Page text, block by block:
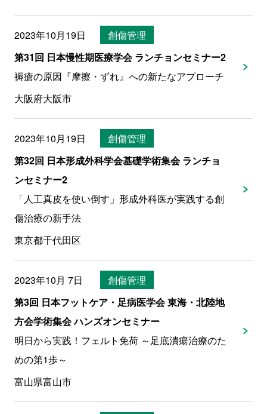
2023年10月19日
創傷管理
第31回 日本慢性期医療学会 ランチョンセミナー2
褥瘡の原因『摩擦・ずれ』への新たなアプローチ
大阪府大阪市
2023年10月19日
創傷管理
第32回 日本形成外科学会基礎学術集会 ランチョ
ンセミナー2
「人工真皮を使い倒す」形成外科医が実践する創
傷治療の新手法
東京都千代田区
2023年10月 7日
創傷管理
第3回 日本フットケア・足病医学会 東海・北陸地
方会学術集会 ハンズオンセミナー
明日から実践！フェルト免荷 ～足底潰瘍治療のた
めの第1歩～
富山県富山市